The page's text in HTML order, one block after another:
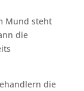
Mund steht
die
die